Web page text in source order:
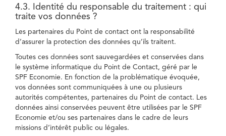
4.3. Identité du responsable du traitement : qui
traite vos données ?
Les partenaires du Point de contact ont la responsabilité
d’assurer la protection des données qu’ils traitent.
Toutes ces données sont sauvegardées et conservées dans
le système informatique du Point de Contact, géré par le
SPF Economie. En fonction de la problématique évoquée,
vos données sont communiquées à une ou plusieurs
autorités compétentes, partenaires du Point de contact. Les
données ainsi conservées peuvent être utilisées par le SPF
Economie et/ou ses partenaires dans le cadre de leurs
missions d’intérêt public ou légales.